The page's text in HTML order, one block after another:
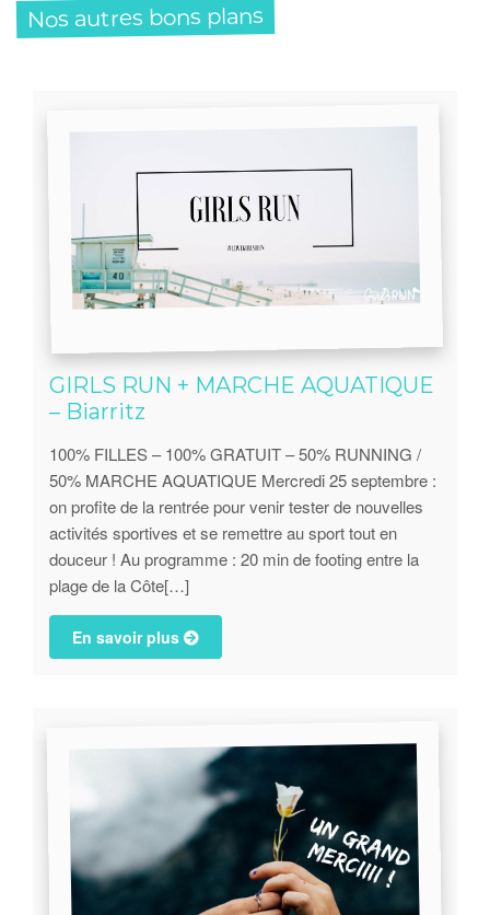
Nos autres bons plans
GIRLS RUN + MARCHE AQUATIQUE
– Biarritz
100% FILLES – 100% GRATUIT – 50% RUNNING /
50% MARCHE AQUATIQUE Mercredi 25 septembre :
on profite de la rentrée pour venir tester de nouvelles
activités sportives et se remettre au sport tout en
douceur ! Au programme : 20 min de footing entre la
plage de la Côte[…]
En savoir plus